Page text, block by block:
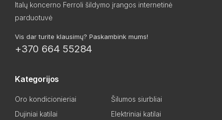
Italų koncerno Ferroli šildymo įrangos internetinė
parduotuvė
Vis dar turite klausimų? Paskambink mums!
+370 664 55284
Kategorijos
Oro kondicionieriai
Šilumos siurbliai
Dujiniai katilai
Elektriniai katilai